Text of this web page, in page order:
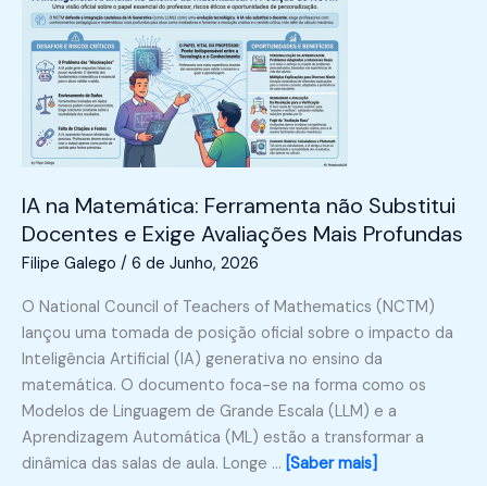
IA na Matemática: Ferramenta não Substitui
Docentes e Exige Avaliações Mais Profundas
Filipe Galego / 6 de Junho, 2026
O National Council of Teachers of Mathematics (NCTM)
lançou uma tomada de posição oficial sobre o impacto da
Inteligência Artificial (IA) generativa no ensino da
matemática. O documento foca-se na forma como os
Modelos de Linguagem de Grande Escala (LLM) e a
Aprendizagem Automática (ML) estão a transformar a
dinâmica das salas de aula. Longe … [Saber mais]